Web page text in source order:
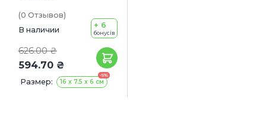
(0 Отзывов)
В наличии
626.00 ₴
594.70 ₴
+ 6
бонусів
Размер:
-5%
16 x 7.5 x 6 см